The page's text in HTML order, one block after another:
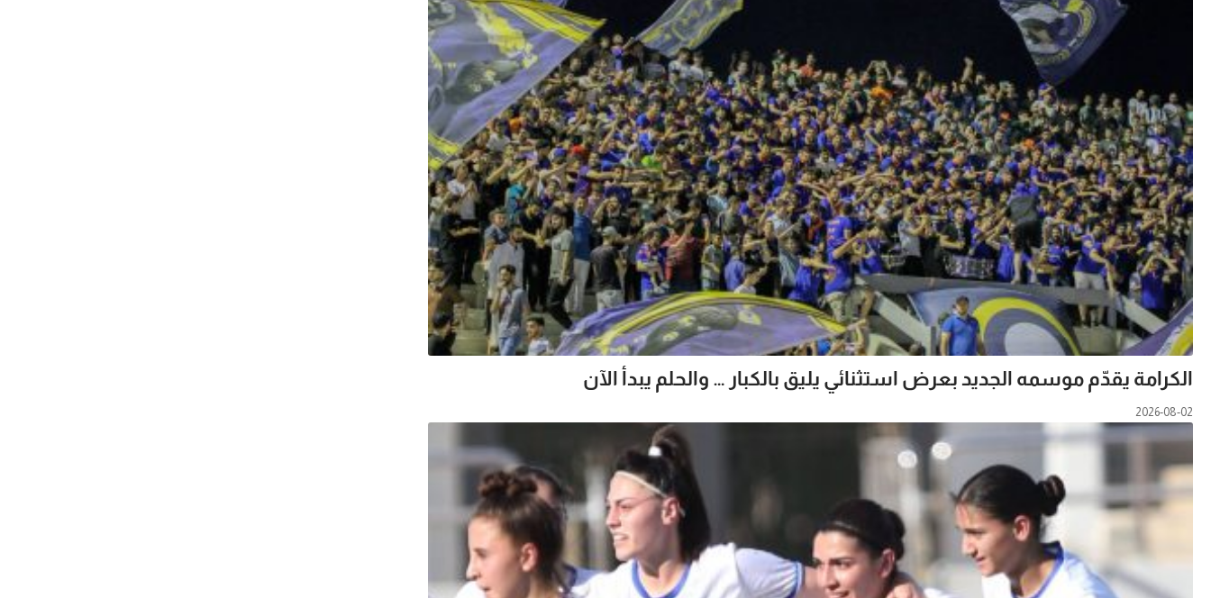
الكرامة يقدّم موسمه الجديد بعرض استثنائي يليق بالكبار … والحلم يبدأ الآن
2026-08-02